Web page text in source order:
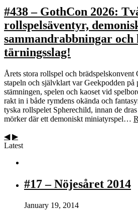
#438 – GothCon 2026:
rollspelsäventyr,
sammandrabbningar
tärningsslag!
Årets stora rollspel och brädspelskonvent
stapeln och självklart var Geekpodden på
stämningen, spelen och kaoset vid
rakt in i både rymdens okända och
tyska rollspelet Spherechild, innan de
mörker där ett demoniskt miniatyrspel…
◀ ▶
Latest
#17 – Nöjesåret 2014
January 19, 2014